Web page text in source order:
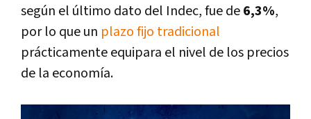
según el último dato del Indec, fue de6,3%,
por lo que un plazo fijo tradicional
prácticamente equipara el nivel de los precios
de la economía.